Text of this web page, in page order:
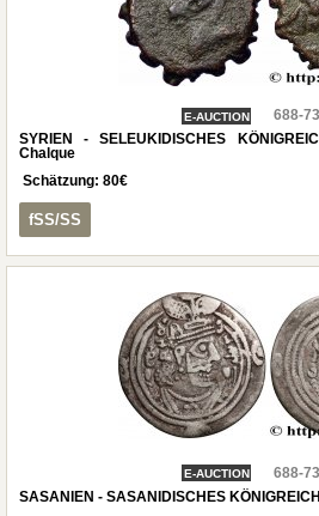
E-AUCTION
688-
SYRIEN - SELEUKIDISCHES
Chalque
Schätzung: 80€
fSS/SS
E-AUCTION
688-
SASANIEN - SASANIDISCHES